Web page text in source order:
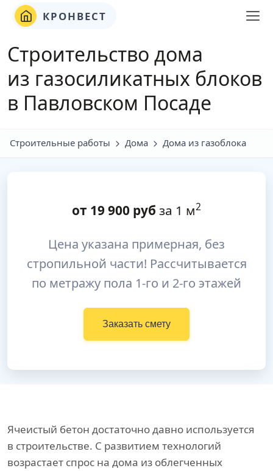
КРОНВЕСТ
Строительство дома
из газосиликатных блоков
в Павловском Посаде
Строительные работы Дома Дома из газоблока
от 19 900 руб за 1 м2
Цена указана примерная, без
стропильной части! Рассчитывается
по метражу пола 1-го и 2-го этажей
Заказать смету
Ячеистый бетон достаточно давно используется
в строительстве. С развитием технологий
возрастает спрос на дома из облегченных